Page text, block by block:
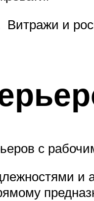
и
с
и